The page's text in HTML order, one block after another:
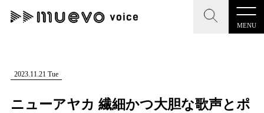
MENU
CLOSE
記事を検索する
CLOSE
"読者の声を形にする”音楽特化メディア
2023.11.21 Tue
ニューアヤカ 繊細かつ大胆な歌声とポ